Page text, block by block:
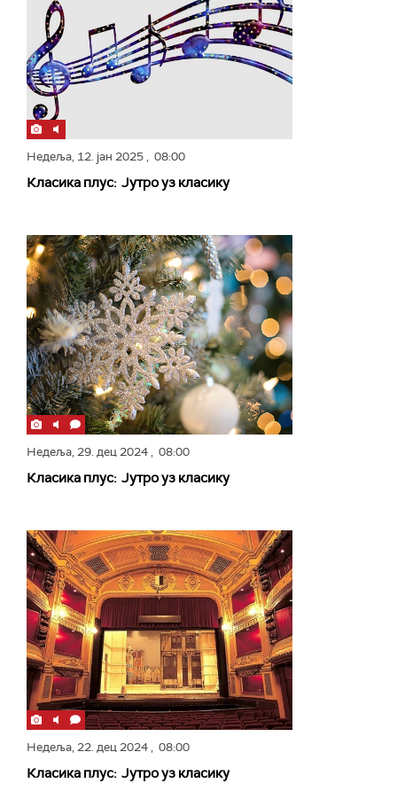
Недеља, 12. јан 2025, 08:00
Класика плус: Јутро уз класику
Недеља,29. дец 2024, 08:00
Класика плус: Јутро уз класику
Недеља,22. дец 2024, 08:00
Класика плус: Јутро уз класику